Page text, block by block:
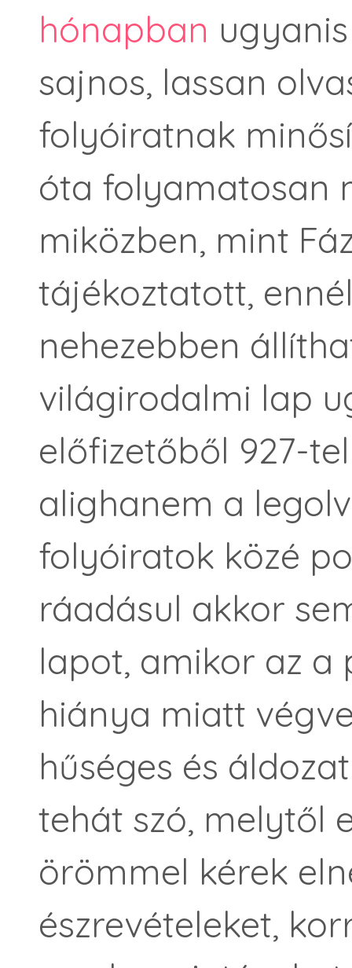
hónapban
sajnos, lassan
folyóiratnak
óta folyamatosan
miközben, mint
tájékoztatott,
nehezebben
világirodalmi lap
előfizetőből 927-
alighanem a
folyóiratok közé
ráadásul akkor
lapot, amikor az
hiánya miatt
hűséges és
tehát szó, melytől
örömmel kérek
észrevételeket,